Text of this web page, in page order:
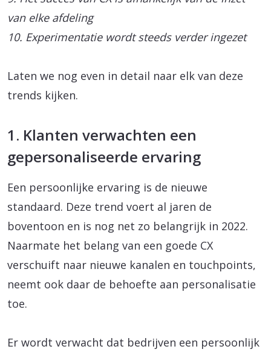
van elke afdeling
10. Experimentatie wordt steeds verder ingezet
Laten we nog even in detail naar elk van deze
trends kijken.
1. Klanten verwachten een
gepersonaliseerde ervaring
Een persoonlijke ervaring is de nieuwe
standaard. Deze trend voert al jaren de
boventoon en is nog net zo belangrijk in 2022.
Naarmate het belang van een goede CX
verschuift naar nieuwe kanalen en touchpoints,
neemt ook daar de behoefte aan personalisatie
toe.
Er wordt verwacht dat bedrijven een persoonlijk